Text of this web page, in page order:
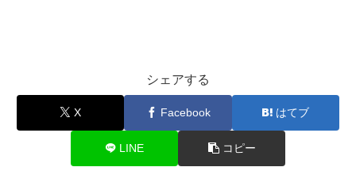
シェアする
X Facebook はてブ
LINE コピー